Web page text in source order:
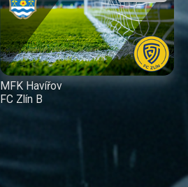
MFK Havířov
FC Zlín B